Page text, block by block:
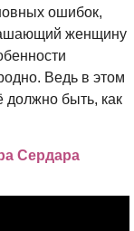
ошибок,
женщину
Ведь в этом
должно быть, как
Сердара